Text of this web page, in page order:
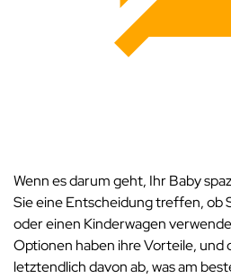
Wenn es darum geht, Ihr Baby
Sie eine Entscheidung treffen, ob
oder einen Kinderwagen
Optionen haben ihre Vorteile, und
letztendlich davon ab, was am